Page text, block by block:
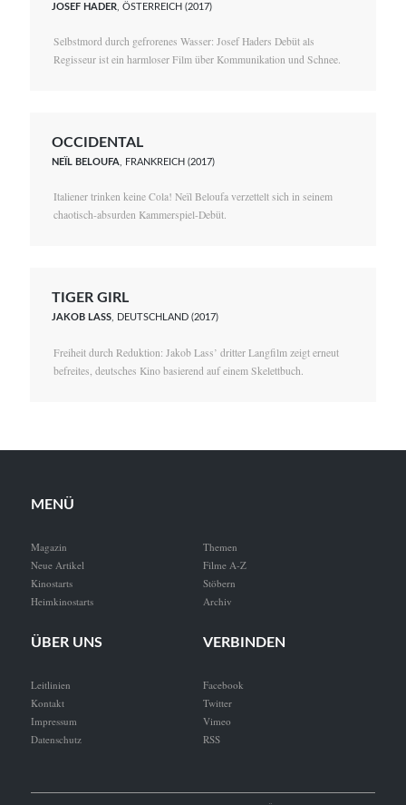
JOSEF HADER , ÖSTERREICH (2017)
Selbstmord durch gefrorenes Wasser: Josef Haders Debüt als
Regisseur ist ein harmloser Film über Kommunikation und Schnee.
OCCIDENTAL
NEÏL BELOUFA , FRANKREICH (2017)
Italiener trinken keine Cola! Neïl Beloufa verzettelt sich in seinem
chaotisch-absurden Kammerspiel-Debüt.
TIGER GIRL
JAKOB LASS, DEUTSCHLAND (2017)
Freiheit durch Reduktion: Jakob Lass’ dritter Langfilm zeigt erneut
befreites, deutsches Kino basierend auf einem Skelettbuch.
MENÜ
Magazin
Neue Artikel
Kinostarts
Heimkinostarts
Themen
Filme A-Z
Stöbern
Archiv
ÜBER UNS
Leitlinien
Kontakt
Impressum
Datenschutz
VERBINDEN
Facebook
Twitter
Vimeo
RSS